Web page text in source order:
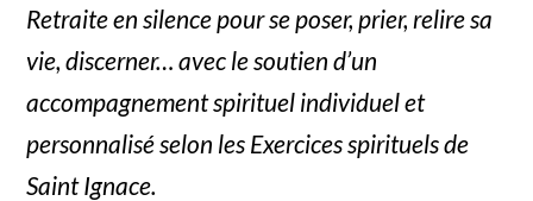
Retraite en silence pour se poser, prier, relire sa
vie, discerner… avec le soutien d’un
accompagnement spirituel individuel et
personnalisé selon les Exercices spirituels de
Saint Ignace.